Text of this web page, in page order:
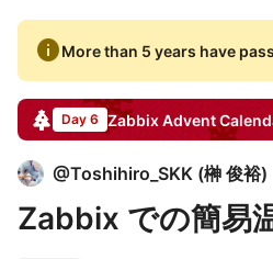
infoMore than 5 years have
Day 6 ZabbixAdvent
@Toshihiro_SKK (榊 俊裕)
Zabbix での簡易